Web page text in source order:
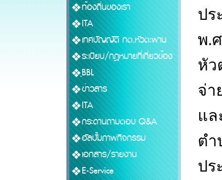
ท้องถิ่นของเรา
ITA
เทศบัญญัติ ทต.หัวตะพาน
ระเบียบ/กฎหมายที่เกี่ยวข้อง
ฺฺBBL
ข่าวสาร
ITA
กระดานถามตอบ Q&A
อัลบั้มภาพกิจกรรม
เอกสาร/รายงาน
E-Service
ปร
พ.
หัว
จ่า
แล
ตำ
ปร